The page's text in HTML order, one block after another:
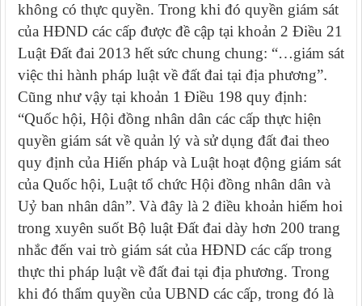
không có thực quyền. Trong khi đó quyền giám sát
của HĐND các cấp được đề cập tại khoản 2 Điều 21
Luật Đất đai 2013 hết sức chung chung: “…giám sát
việc thi hành pháp luật về đất đai tại địa phương”.
Cũng như vậy tại khoản 1 Điều 198 quy định:
“Quốc hội, Hội đồng nhân dân các cấp thực hiện
quyền giám sát về quản lý và sử dụng đất đai theo
quy định của Hiến pháp và Luật hoạt động giám sát
của Quốc hội, Luật tổ chức Hội đồng nhân dân và
Uỷ ban nhân dân”. Và đây là 2 điều khoản hiếm hoi
trong xuyên suốt Bộ luật Đất đai dày hơn 200 trang
nhắc đến vai trò giám sát của HĐND các cấp trong
thực thi pháp luật về đất đai tại địa phương. Trong
khi đó thẩm quyền của UBND các cấp, trong đó là